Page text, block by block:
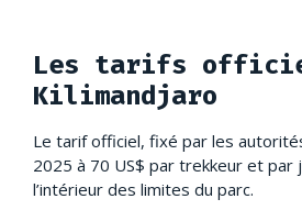
Les tarifs
Kilimandjaro
Le tarif officiel, fixé par les
2025 à 70 US$ par trekkeur et par
l’intérieur des limites du parc.